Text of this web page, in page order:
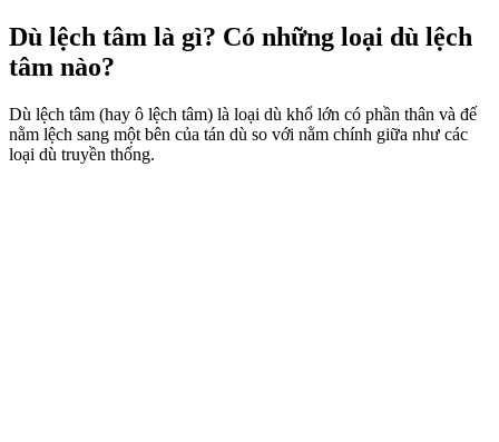
Dù lệch tâm là gì? Có những loại dù lệch
tâm nào?
Dù lệch tâm (hay ô lệch tâm) là loại dù khổ lớn có phần thân và đế
nằm lệch sang một bên của tán dù so với nằm chính giữa như các
loại dù truyền thống.